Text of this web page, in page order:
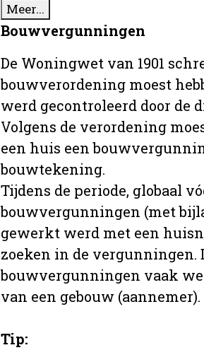
Meer...
Bouwvergunningen
De Woningwet van 1901
bouwverordening moest
werd gecontroleerd door de
Volgens de verordening
een huis een
bouwtekening.
Tijdens de periode, globaal
bouwvergunningen (met
gewerkt werd met een
zoeken in de vergunningen.
bouwvergunningen vaak
van een gebouw (aannemer).
Tip: